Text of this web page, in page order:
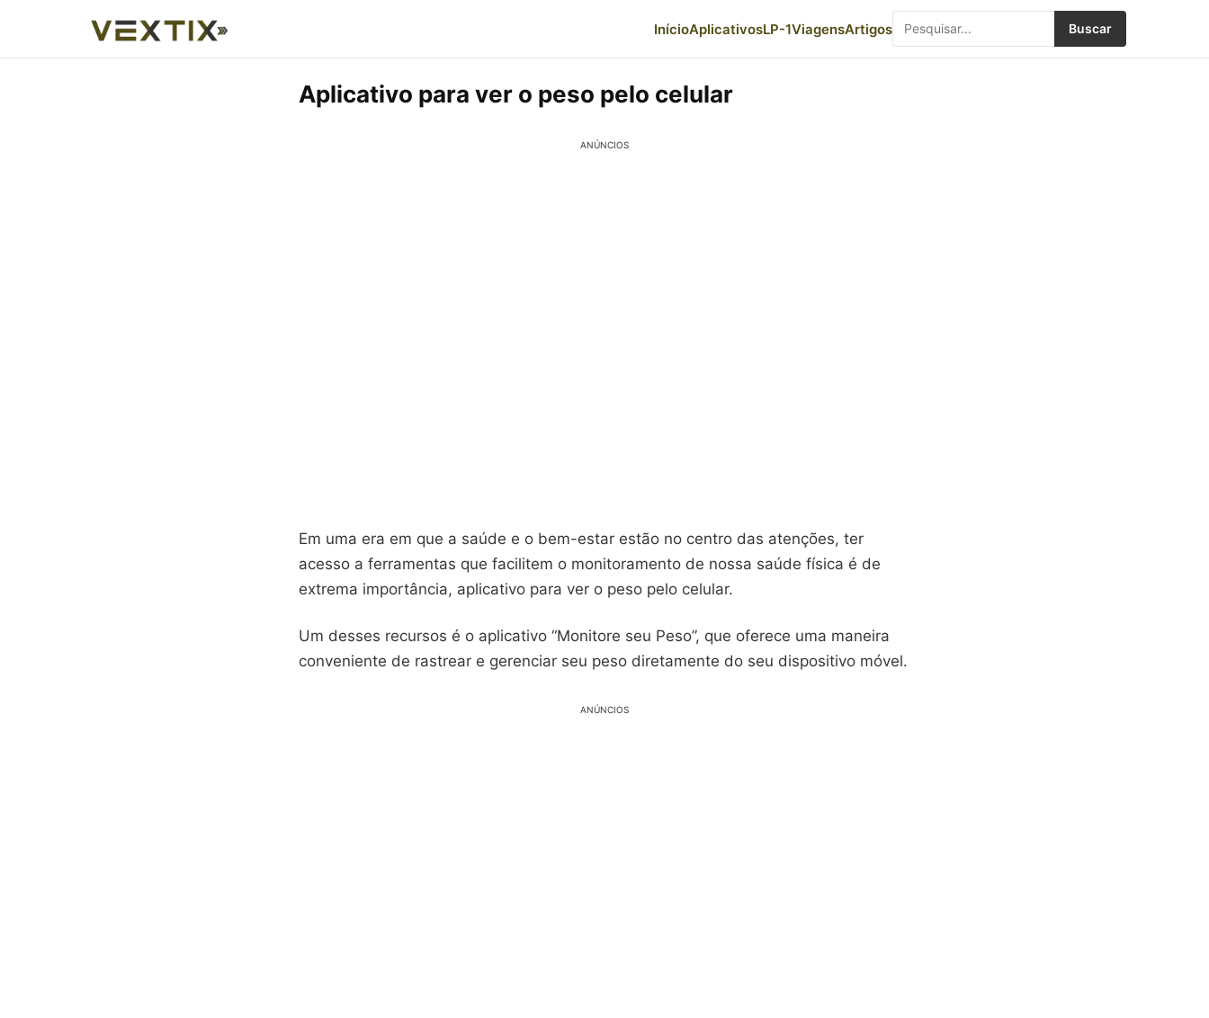
InícioAplicativosLP-1ViagensArtigos Buscar
Aplicativo para ver o peso pelo celular
ANÚNCIOS
Em uma era em que a saúde e o bem-estar estão no centro das atenções, ter
acesso a ferramentas que facilitem o monitoramento de nossa saúde física é de
extrema importância, aplicativo para ver o peso pelo celular.
Um desses recursos é o aplicativo “Monitore seu Peso”, que oferece uma maneira
conveniente de rastrear e gerenciar seu peso diretamente do seu dispositivo móvel.
ANÚNCIOS